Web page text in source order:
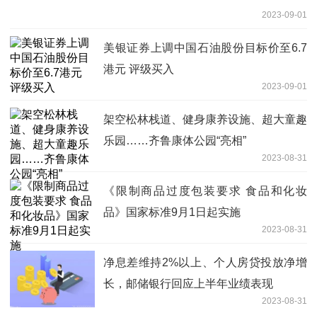
2023-09-01
美银证券上调中国石油股份目标价至6.7
港元 评级买入
2023-09-01
架空松林栈道、健身康养设施、超大童趣
乐园……齐鲁康体公园“亮相”
2023-08-31
《限制商品过度包装要求 食品和化妆
品》国家标准9月1日起实施
2023-08-31
净息差维持2%以上、个人房贷投放净增
长，邮储银行回应上半年业绩表现
2023-08-31